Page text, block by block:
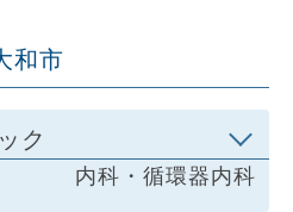
和市
ク
内科・循環器内科